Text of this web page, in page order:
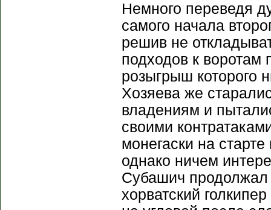
Немного переведя
самого начала
решив не
подходов к воротам
розыгрыш которого
Хозяева же
владениям и
своими
монегаски на
однако ничем
Субашич продолжал
хорватский